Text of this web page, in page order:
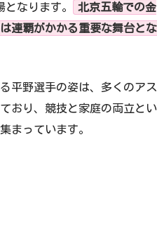
なります。
北京五輪での金
連覇がかかる重要な舞台とな
平野選手の姿は、多くのアス
おり、競技と家庭の両立とい
まっています。